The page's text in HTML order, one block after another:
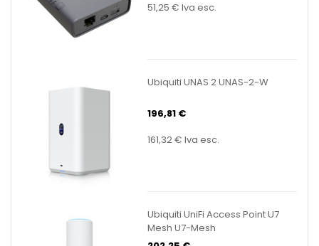
51,25 € Iva esc.
Ubiquiti UNAS 2 UNAS-2-W
196,81 €
161,32 € Iva esc.
Ubiquiti UniFi Access Point U7
Mesh U7-Mesh